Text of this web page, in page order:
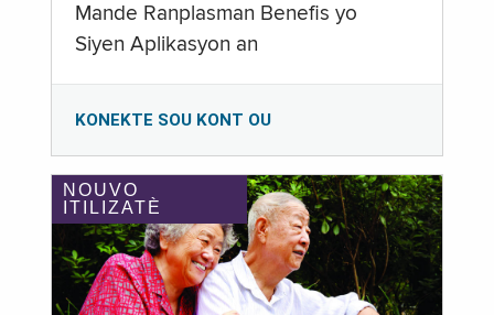
Mande Ranplasman Benefis yo
Siyen Aplikasyon an
KONEKTE SOU KONT OU
NOUVO
ITILIZATÈ